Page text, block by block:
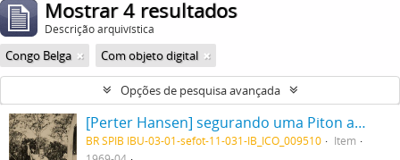
Mostrar 4 resultados
Descrição arquivística
Congo Belga Com objeto digital
Opções de pesquisa avançada
[Perter Hansen] segurando uma Piton asiática (piton molurus)
BR SPIB IBU-03-01-sefot-11-031-IB_ICO_009510
Item